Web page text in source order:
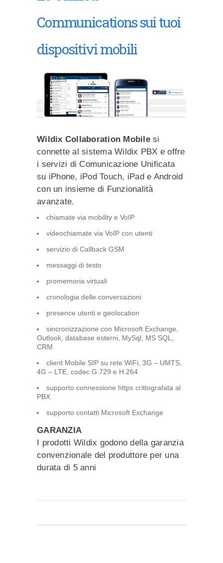
Communications sui tuoi
dispositivi mobili
Wildix Collaboration Mobilesi
connette al sistema Wildix PBX e offre
i servizi di Comunicazione Unificata
su iPhone, iPod Touch, iPad e Android
con un insieme di Funzionalità
avanzate.
chiamate via mobility e VoIP
videochiamate via VoIP con utenti
servizio di Callback GSM
messaggi di testo
promemoria virtuali
cronologia delle conversazioni
presence utenti e geolocation
sincronizzazione con Microsoft Exchange,
Outlook, database esterni, MySql, MS SQL,
CRM
client Mobile SIP su rete WiFi, 3G – UMTS,
4G – LTE, codec G.729 e H.264
supporto connessione https crittografata al
PBX
supporto contatti Microsoft Exchange
GARANZIA
I prodotti Wildix godono della garanzia
convenzionale del produttore per una
durata di 5 anni